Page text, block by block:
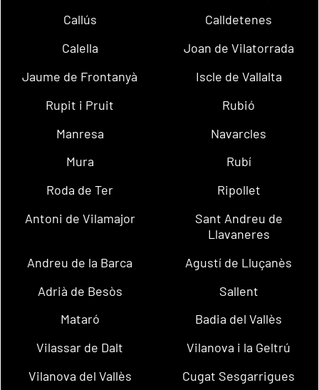
Callús
Calldetenes
Calella
Joan de Vilatorrada
Jaume de Frontanyà
Iscle de Vallalta
Rupit i Pruit
Rubió
Manresa
Navarcles
Mura
Rubí
Roda de Ter
Ripollet
Antoni de Vilamajor
Sant Andreu de
Llavaneres
Andreu de la Barca
Agustí de Lluçanès
Adrià de Besòs
Sallent
Mataró
Badia del Vallès
Vilassar de Dalt
Vilanova i la Geltrú
Vilanova del Vallès
Cugat Sesgarrigues